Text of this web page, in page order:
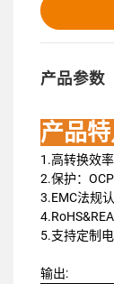
产品参数
产品特
1.高转换效率
2.保护：
3.EMC法规
5.支持定制
输出: